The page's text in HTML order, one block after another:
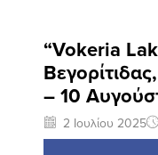
“Vokeria
– 10
2 Ιουλίου 2025